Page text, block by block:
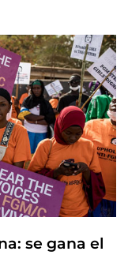
se gana el